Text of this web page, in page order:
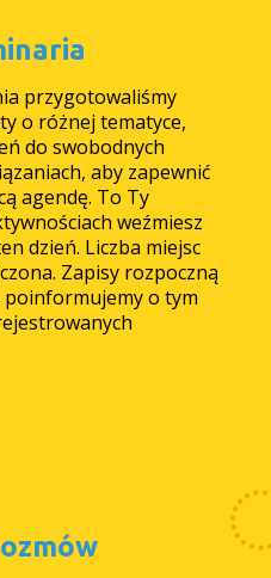
przygotowaliśmy
o różnej tematyce,
do swobodnych
aby zapewnić
agendę. To Ty
weźmiesz
dzień. Liczba miejsc
Zapisy rozpoczną
poinformujemy o tym